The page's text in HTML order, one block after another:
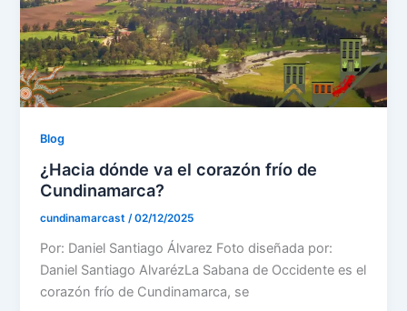
Blog
¿Hacia dónde va el corazón frío de
Cundinamarca?
cundinamarcast/02/12/2025
Por: Daniel Santiago Álvarez Foto diseñada por:
Daniel Santiago AlvarézLa Sabana de Occidente es el
corazón frío de Cundinamarca, se